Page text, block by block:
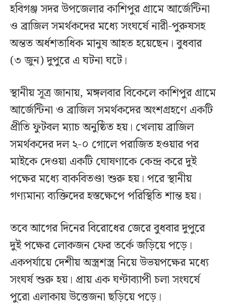
হবিগঞ্জ সদর উপজেলার কাশিপুর গ্রামে আর্জেন্টিনা
ও ব্রাজিল সমর্থকদের মধ্যে সংঘর্ষে নারী-পুরুষসহ
অন্তত অর্ধশতাধিক মানুষ আহত হয়েছেন। বুধবার
(৩ জুন) দুপুরে এ ঘটনা ঘটে।
স্থানীয় সূত্র জানায়, মঙ্গলবার বিকেলে কাশিপুর গ্রামে
আর্জেন্টিনা ও ব্রাজিল সমর্থকদের অংশগ্রহণে একটি
প্রীতি ফুটবল ম্যাচ অনুষ্ঠিত হয়। খেলায় ব্রাজিল
সমর্থকদের দল ২-০ গোলে পরাজিত হওয়ার পর
মাইকে দেওয়া একটি ঘোষণাকে কেন্দ্র করে দুই
পক্ষের মধ্যে বাকবিতণ্ডা শুরু হয়। পরে স্থানীয়
গণ্যমান্য ব্যক্তিদের হস্তক্ষেপে পরিস্থিতি শান্ত হয়।
তবে আগের দিনের বিরোধের জেরে বুধবার দুপুরে
দুই পক্ষের লোকজন ফের তর্কে জড়িয়ে পড়ে।
একপর্যায়ে দেশীয় অস্ত্রশস্ত্র নিয়ে উভয়পক্ষের মধ্যে
সংঘর্ষ শুরু হয়। প্রায় এক ঘণ্টাব্যাপী চলা সংঘর্ষে
পুরো এলাকায় উত্তেজনা ছড়িয়ে পড়ে।